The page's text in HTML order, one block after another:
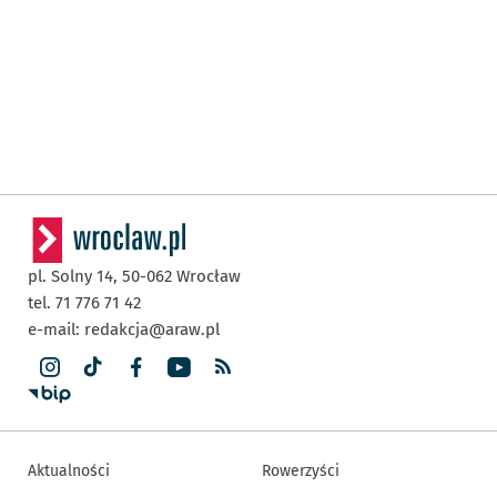
pl. Solny 14, 50-062 Wrocław
tel. 71 776 71 42
e-mail: redakcja@araw.pl
Aktualności Rowerzyści